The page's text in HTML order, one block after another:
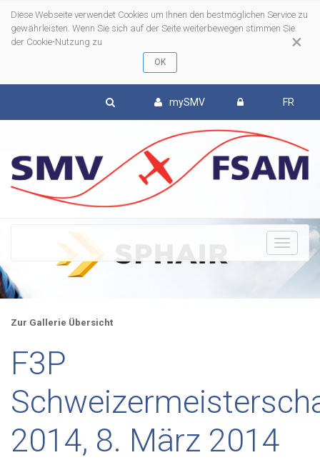
×
Diese Webseite verwendet Cookies um Ihnen den bestmöglichen Service zu
gewährleisten. Wenn Sie sich auf der Seite weiterbewegen stimmen Sie
der Cookie-Nutzung zu
mySMV FR
Zur Gallerie Übersicht
F3P
2014, 8. März 2014